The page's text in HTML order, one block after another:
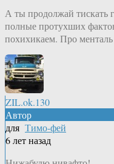
А ты продолжай тискать
полные протухших
похихикаем. Про менталь
ZIL.ok.130
Автор
для Тимо-фей
6 лет назад